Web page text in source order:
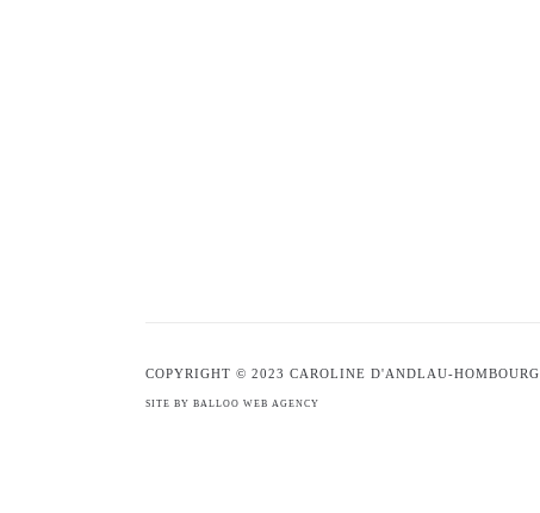
COPYRIGHT © 2023 CAROLINE D'ANDLAU-HOMBOURG
SITE BY BALLOO WEB AGENCY